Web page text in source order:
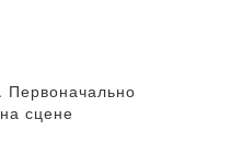
Первоначально
сцене